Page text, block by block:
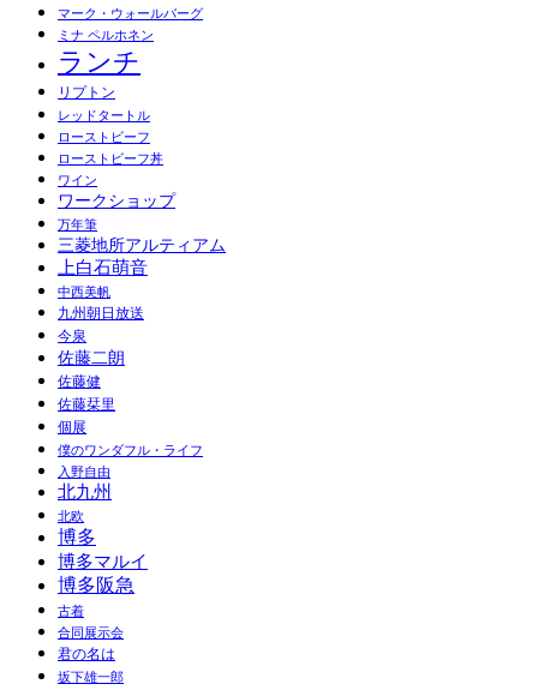
マーク・ウォールバーグ
ミナ ペルホネン
ランチ
リプトン
レッドタートル
ローストビーフ
ローストビーフ丼
ワイン
ワークショップ
万年筆
三菱地所アルティアム
上白石萌音
中西美帆
九州朝日放送
今泉
佐藤二朗
佐藤健
佐藤栞里
個展
僕のワンダフル・ライフ
入野自由
北九州
北欧
博多
博多マルイ
博多阪急
古着
合同展示会
君の名は
坂下雄一郎